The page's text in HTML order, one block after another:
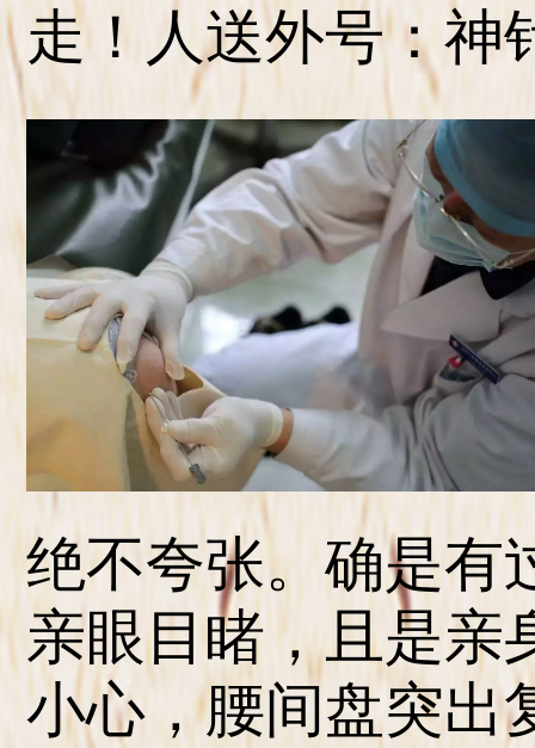
走！人送外号：神
绝不夸张。确是有
亲眼目睹，且是亲
小心，腰间盘突出